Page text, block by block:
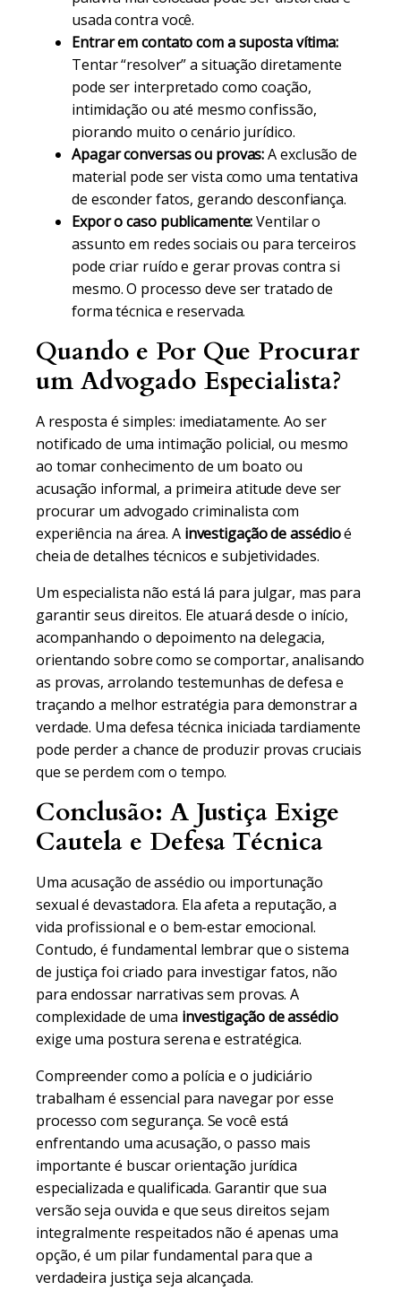
usada contra você.
Entrar em contato com a suposta vítima:
Tentar “resolver” a situação diretamente
pode ser interpretado como coação,
intimidação ou até mesmo confissão,
piorando muito o cenário jurídico.
Apagar conversas ou provas:A exclusão de
material pode ser vista como uma tentativa
de esconder fatos, gerando desconfiança.
Expor o caso publicamente:Ventilar o
assunto em redes sociais ou para terceiros
pode criar ruído e gerar provas contra si
mesmo. O processo deve ser tratado de
forma técnica e reservada.
Quando e Por Que Procurar
um Advogado Especialista?
A resposta é simples: imediatamente. Ao ser
notificado de uma intimação policial, ou mesmo
ao tomar conhecimento de um boato ou
acusação informal, a primeira atitude deve ser
procurar um advogado criminalista com
experiência na área. A investigação de assédioé
cheia de detalhes técnicos e subjetividades.
Um especialista não está lá para julgar, mas para
garantir seus direitos. Ele atuará desde o início,
acompanhando o depoimento na delegacia,
orientando sobre como se comportar, analisando
as provas, arrolando testemunhas de defesa e
traçando a melhor estratégia para demonstrar a
verdade. Uma defesa técnica iniciada tardiamente
pode perder a chance de produzir provas cruciais
que se perdem com o tempo.
Conclusão: A Justiça Exige
Cautela e Defesa Técnica
Uma acusação de assédio ou importunação
sexual é devastadora. Ela afeta a reputação, a
vida profissional e o bem-estar emocional.
Contudo, é fundamental lembrar que o sistema
de justiça foi criado para investigar fatos, não
para endossar narrativas sem provas. A
complexidade de uma investigação de assédio
exige uma postura serena e estratégica.
Compreender como a polícia e o judiciário
trabalham é essencial para navegar por esse
processo com segurança. Se você está
enfrentando uma acusação, o passo mais
importante é buscar orientação jurídica
especializada e qualificada. Garantir que sua
versão seja ouvida e que seus direitos sejam
integralmente respeitados não é apenas uma
opção, é um pilar fundamental para que a
verdadeira justiça seja alcançada.